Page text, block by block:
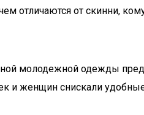
отличаются от скинни,
молодежной одежды
и женщин снискали